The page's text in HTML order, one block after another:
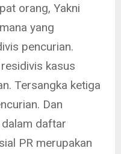
orang, Yakni
yang
pencurian.
kasus
Tersangka ketiga
Dan
daftar
PR merupakan